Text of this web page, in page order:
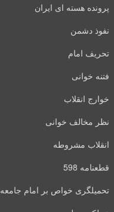
پرونده هسته ای ایران
نفوذ دشمن
تحریف امام
فتنه خوانی
خوارج انقلاب
نظر مخالف خوانی
انقلاب مشروطه
قطعنامه 598
تحمیلگری خواص بر امام جامعه